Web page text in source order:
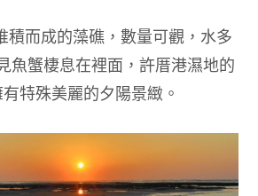
積而成的藻礁，數量可觀，水多
魚蟹棲息在裡面，許厝港濕地的
有特殊美麗的夕陽景緻。